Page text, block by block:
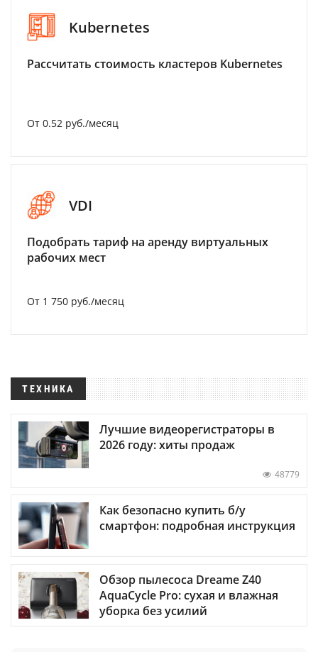
Kubernetes
Рассчитать стоимость кластеров Kubernetes
От 0.52 руб./месяц
VDI
Подобрать тариф на аренду виртуальных
рабочих мест
От 1 750 руб./месяц
ТЕХНИКА
Лучшие видеорегистраторы в
2026 году: хиты продаж
48779
Как безопасно купить б/у
смартфон: подробная инструкция
Обзор пылесоса Dreame Z40
AquaCycle Pro: сухая и влажная
уборка без усилий